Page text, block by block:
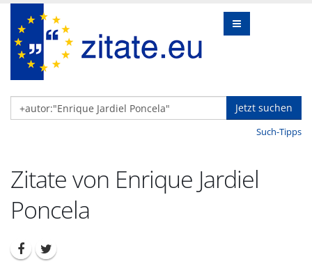
Jetzt suchen
Such-Tipps
Zitate von Enrique Jardiel
Poncela